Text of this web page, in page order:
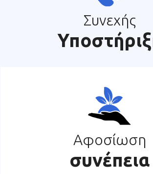
Συνεχής
Αφοσίωση
συνέπεια